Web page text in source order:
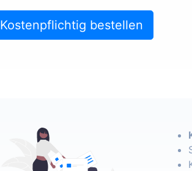
Kostenpflichtig bestellen